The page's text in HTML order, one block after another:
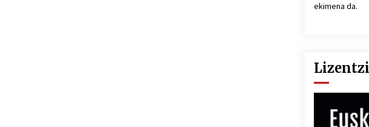
ekimena da.